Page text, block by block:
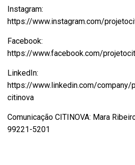
Instagram:
https://www.instagram.com/
Facebook:
https://www.facebook.com/
LinkedIn:
https://www.linkedin.com/company/
citinova
Comunicação CITINOVA: Mara
99221-5201